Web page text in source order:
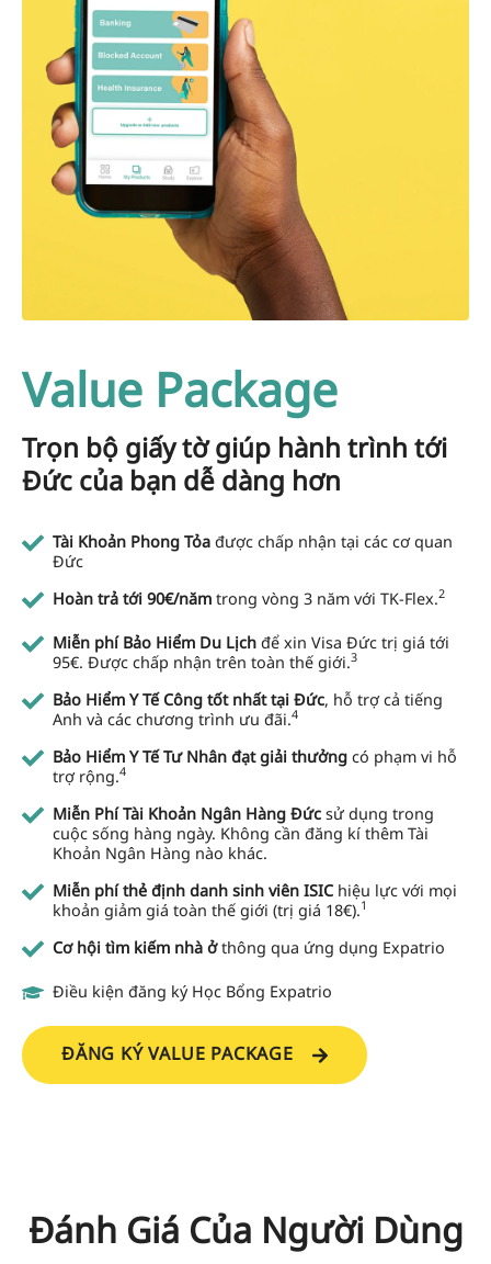
Value Package
Trọn bộ giấy tờ giúp hành trình tới
Đức của bạn dễ dàng hơn
Tài Khoản Phong Tỏa được chấp nhận tại các cơ quan
Đức
Hoàn trả tới 90€/năm trong vòng 3 năm với TK-Flex.2
Miễn phí Bảo Hiểm Du Lịch để xin Visa Đức trị giá tới
95€. Được chấp nhận trên toàn thế giới.3
Bảo Hiểm Y Tế Công tốt nhất tại Đức, hỗ trợ cả tiếng
Anh và các chương trình ưu đãi.4
Bảo Hiểm Y Tế Tư Nhân đạt giải thưởng có phạm vi hỗ
trợ rộng.4
Miễn Phí Tài Khoản Ngân Hàng Đức sử dụng trong
cuộc sống hàng ngày. Không cần đăng kí thêm Tài
Khoản Ngân Hàng nào khác.
Miễn phí thẻ định danh sinh viên ISIC hiệu lực với mọi
khoản giảm giá toàn thế giới (trị giá 18€).1
Cơ hội tìm kiếm nhà ởthông qua ứng dụng Expatrio
Điều kiện đăng ký Học Bổng Expatrio
ĐĂNG KÝ VALUE PACKAGE
Đánh Giá Của Người Dùng